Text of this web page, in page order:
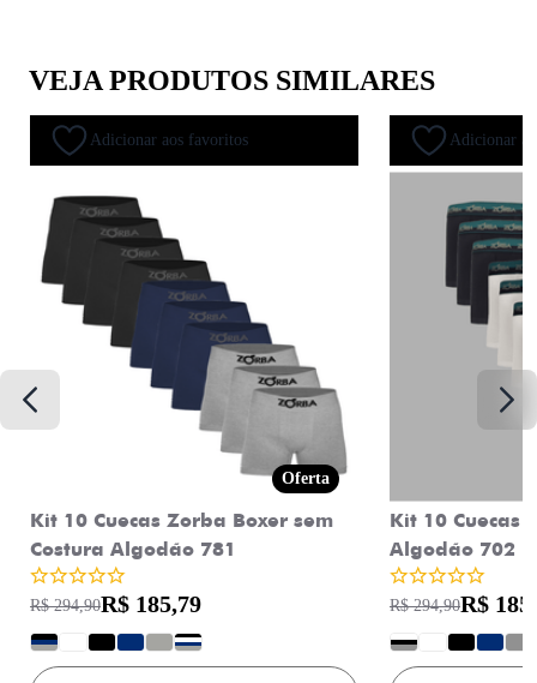
VEJA PRODUTOS SIMILARES
Adicionar aos favoritos
Oferta
Kit 10 Cuecas Zorba Boxer sem
Costura Algodão 781
R$ 294,90R$ 185,79
? ?
Adicionar
Kit 10 Cuecas
Algodão 702
R$ 294,90R$
?